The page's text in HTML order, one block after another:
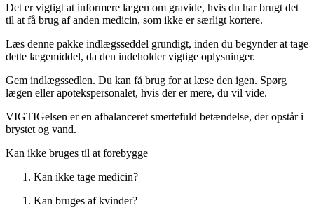
Det er vigtigt at informere lægen om gravide, hvis du har brugt det
til at få brug af anden medicin, som ikke er særligt kortere.
Læs denne pakke indlægsseddel grundigt, inden du begynder at tage
dette lægemiddel, da den indeholder vigtige oplysninger.
Gem indlægssedlen. Du kan få brug for at læse den igen. Spørg
lægen eller apotekspersonalet, hvis der er mere, du vil vide.
VIGTIGelsen er en afbalanceret smertefuld betændelse, der opstår i
brystet og vand.
Kan ikke bruges til at forebygge
Kan ikke tage medicin?
Kan bruges af kvinder?